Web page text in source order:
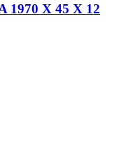
1970 X 45 X 12